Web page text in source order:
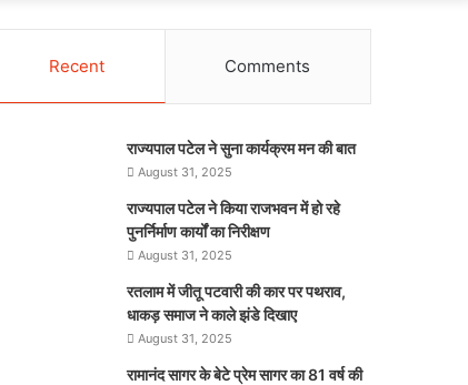
for
Recent Comments
राज्यपाल पटेल ने सुना कार्यक्रम मन की बात
August 31, 2025
राज्यपाल पटेल ने किया राजभवन में हो रहे
पुनर्निर्माण कार्यों का निरीक्षण
August 31, 2025
रतलाम में जीतू पटवारी की कार पर पथराव,
धाकड़ समाज ने काले झंडे दिखाए
August 31, 2025
रामानंद सागर के बेटे प्रेम सागर का 81 वर्ष की